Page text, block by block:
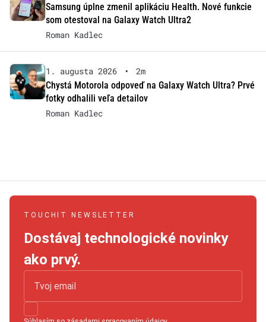
Samsung úplne zmenil aplikáciu Health. Nové funkcie
som otestoval na Galaxy Watch Ultra2
Roman Kadlec
1. augusta 2026 •
2m
Chystá Motorola odpoveď na Galaxy Watch Ultra? Prvé
fotky odhalili veľa detailov
Roman Kadlec
TOUCHIT NEWSLETTER
Dostávaj technologické novinky
ako prvý.